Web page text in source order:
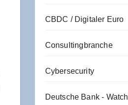
CBDC / Digitaler Euro
Consultingbranche
Cybersecurity
Deutsche Bank - Watch